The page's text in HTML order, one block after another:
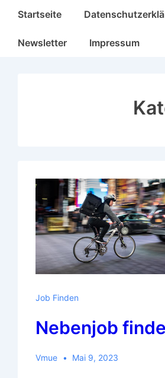
Hauptnavigation
Startseite
Newsletter Impressum
Job Finden
Nebenjob
Vmue Mai 9, 2023